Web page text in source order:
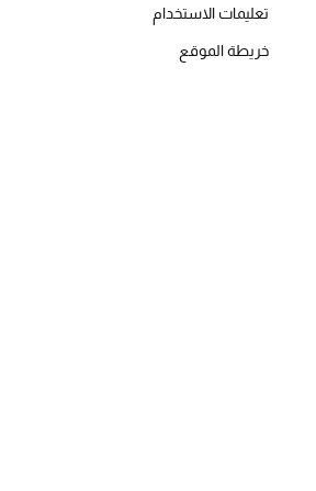
تعليمات الاستخدام
خريطة الموقع